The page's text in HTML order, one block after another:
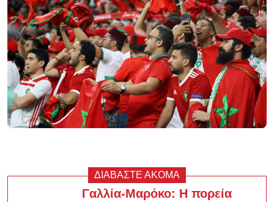
ΔΙΑΒΑΣΤΕ ΑΚΟΜΑ
Γαλλία-Μαρόκο: Η πορεία